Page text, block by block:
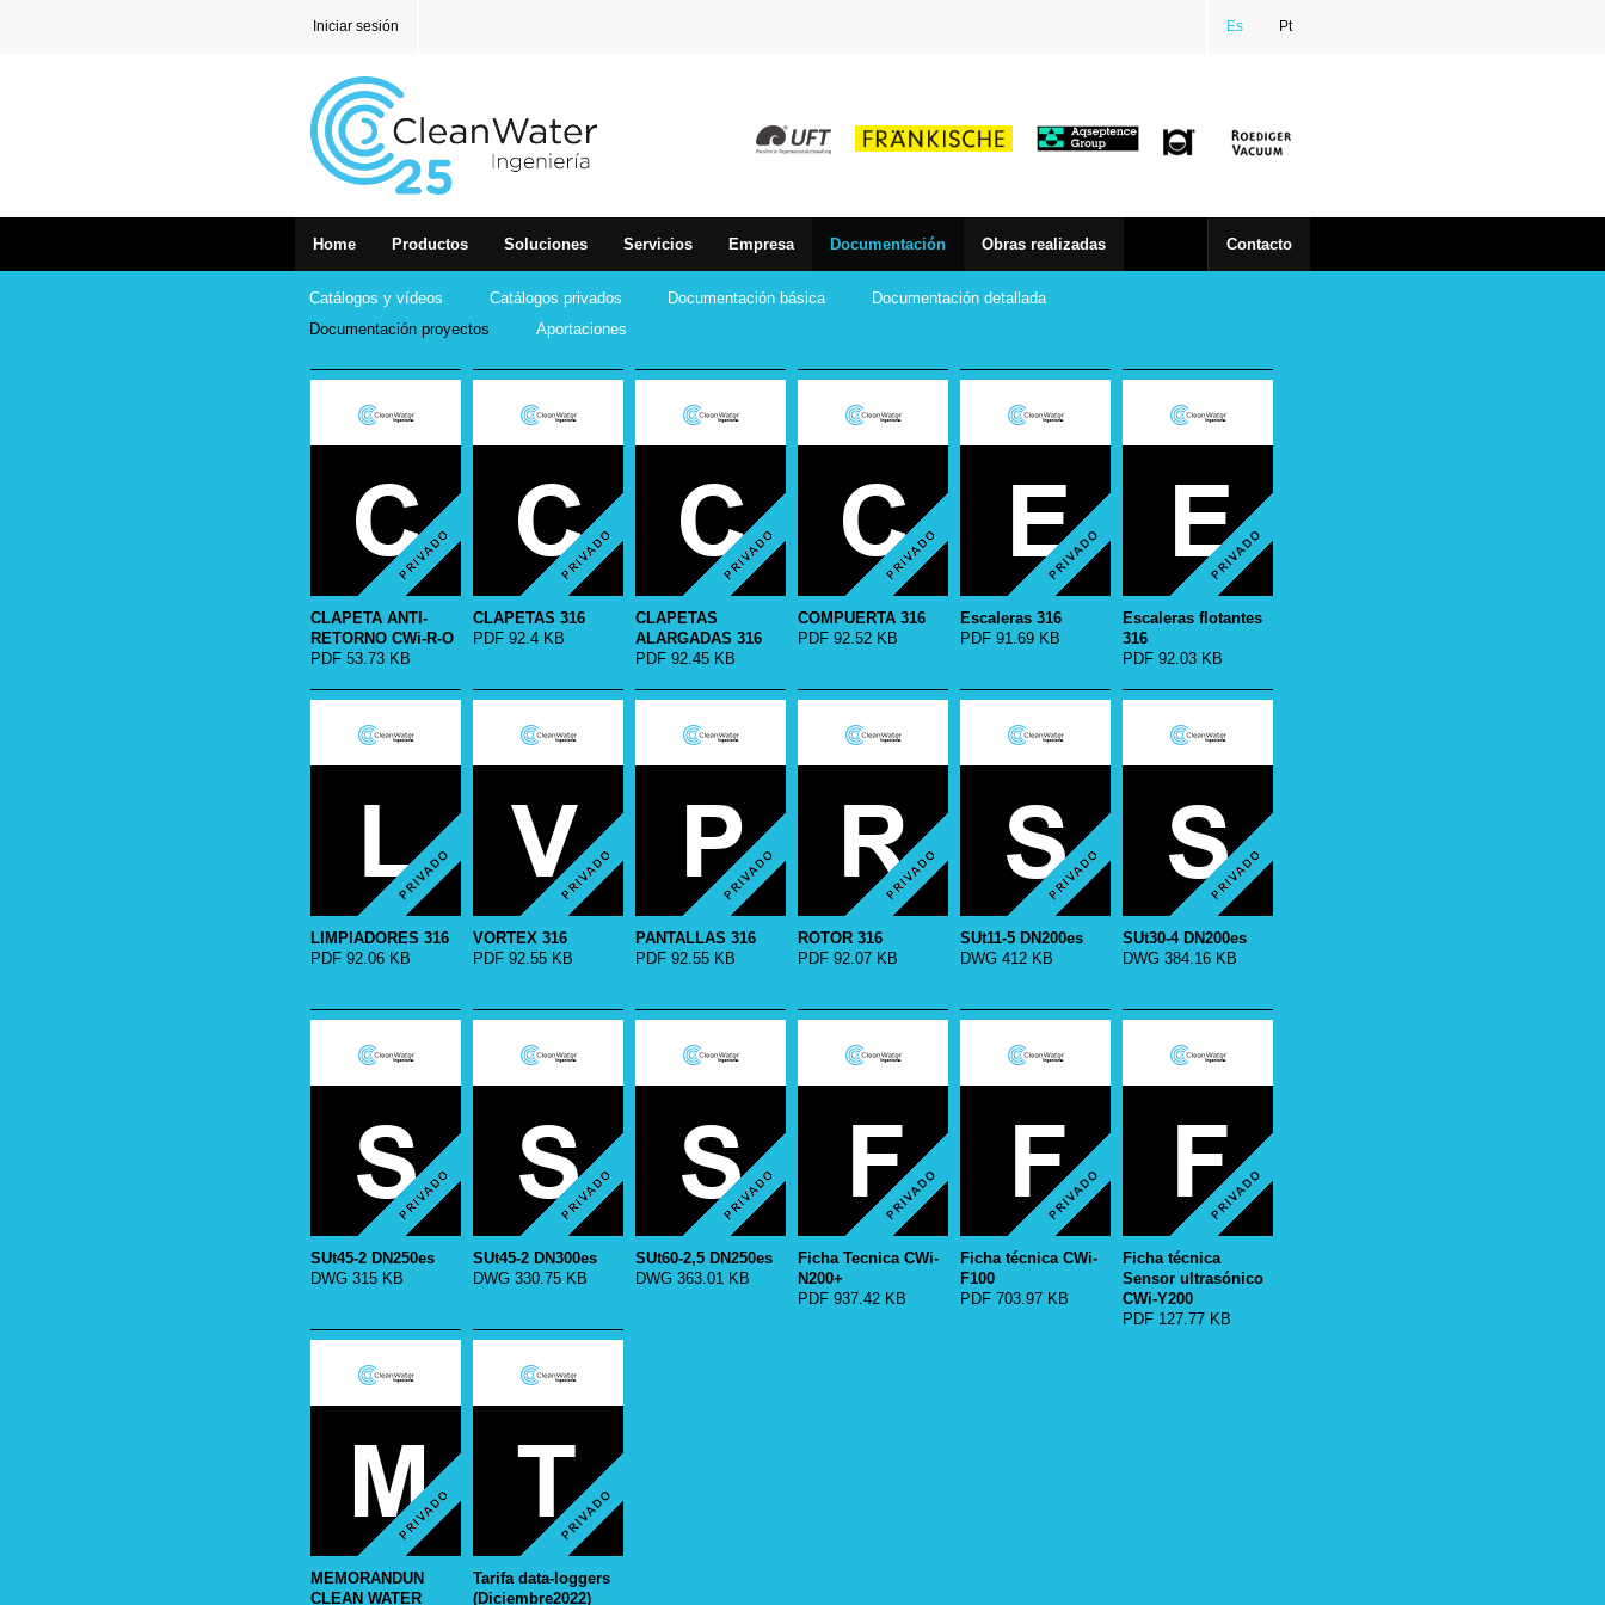
Iniciar sesión Es Pt
Home Productos Soluciones Servicios Empresa Documentación Obras realizadas Contacto
Catálogos y vídeos Catálogos privados Documentación básica
Documentación detallada
Documentación proyectos
Aportaciones
CLAPETA ANTI-
RETORNO CWi-R-O
PDF 53.73 KB
CLAPETAS 316
PDF 92.4 KB
CLAPETAS
ALARGADAS 316
PDF 92.45 KB
COMPUERTA 316
PDF 92.52 KB
Escaleras 316
PDF 91.69 KB
Escaleras flotantes
316
PDF 92.03 KB
LIMPIADORES 316
PDF 92.06 KB
VORTEX 316
PDF 92.55 KB
PANTALLAS 316
PDF 92.55 KB
ROTOR 316
PDF 92.07 KB
SUt11-5 DN200es
DWG 412 KB
SUt30-4 DN200es
DWG 384.16 KB
SUt45-2 DN250es
DWG 315 KB
SUt45-2 DN300es
DWG 330.75 KB
SUt60-2,5 DN250es
DWG 363.01 KB
Ficha Tecnica CWi-
N200+
PDF 937.42 KB
Ficha técnica CWi-
F100
PDF 703.97 KB
Ficha técnica
Sensor ultrasónico
CWi-Y200
PDF 127.77 KB
MEMORANDUN
CLEAN WATER
Tarifa data-loggers
(Diciembre2022)